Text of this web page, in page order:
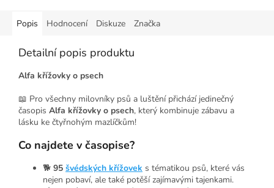
Popis Hodnocení Diskuze Značka
Detailní popis produktu
Alfa křížovky o psech
📖 Pro všechny milovníky psů a luštění přichází jedinečný
časopis Alfa křížovky o psech, který kombinuje zábavu a
lásku ke čtyřnohým mazlíčkům!
Co najdete v časopise?
🐕 95 švédských křížovek s tématikou psů, které vás
nejen pobaví, ale také potěší zajímavými tajenkami.